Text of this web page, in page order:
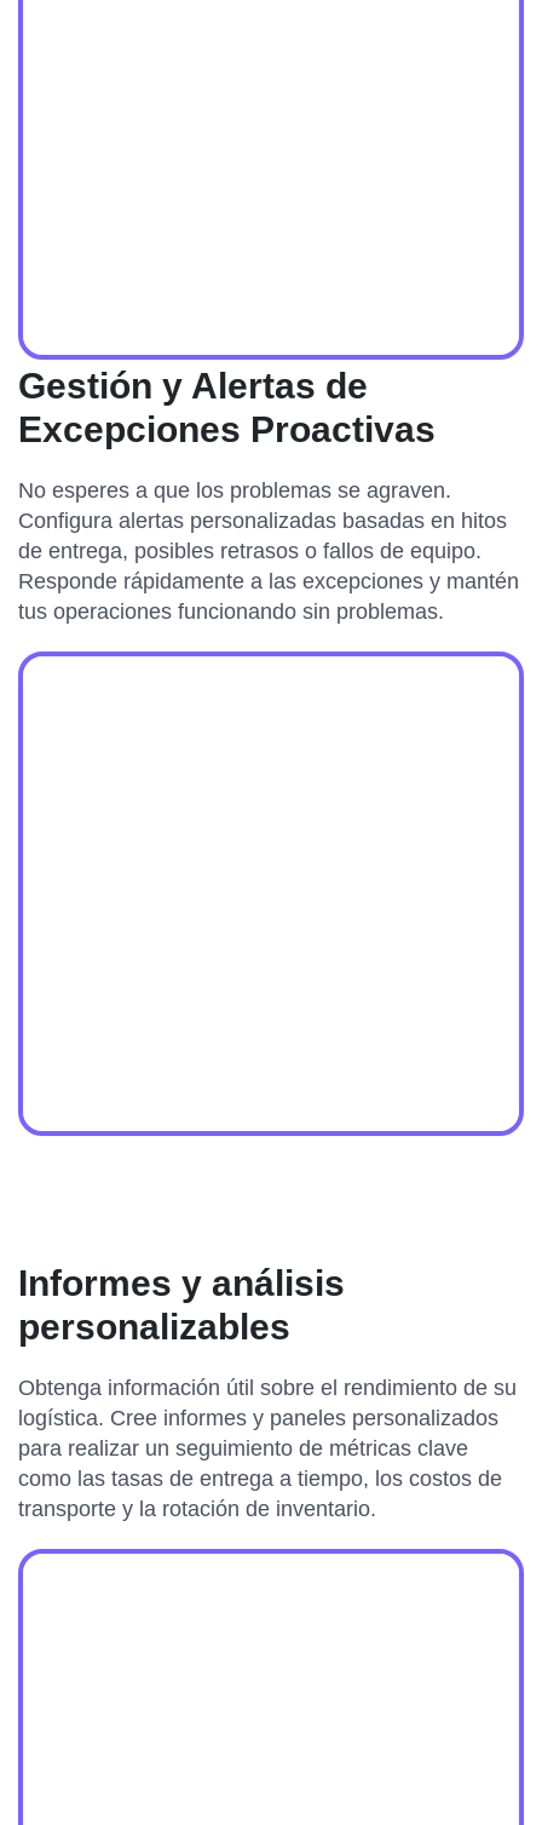
Gestión y Alertas de
Excepciones Proactivas
No esperes a que los problemas se agraven.
Configura alertas personalizadas basadas en hitos
de entrega, posibles retrasos o fallos de equipo.
Responde rápidamente a las excepciones y mantén
tus operaciones funcionando sin problemas.
Informes y análisis
personalizables
Obtenga información útil sobre el rendimiento de su
logística. Cree informes y paneles personalizados
para realizar un seguimiento de métricas clave
como las tasas de entrega a tiempo, los costos de
transporte y la rotación de inventario.